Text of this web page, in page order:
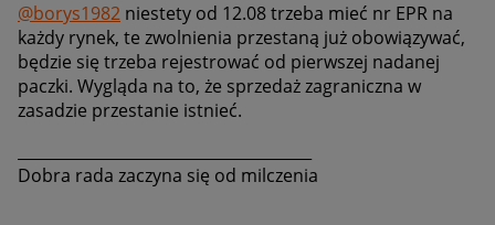
@borys1982 niestety od 12.08 trzeba mieć nr EPR na
każdy rynek, te zwolnienia przestaną już obowiązywać,
będzie się trzeba rejestrować od pierwszej nadanej
paczki. Wygląda na to, że sprzedaż zagraniczna w
zasadzie przestanie istnieć.
Dobra rada zaczyna się od milczenia